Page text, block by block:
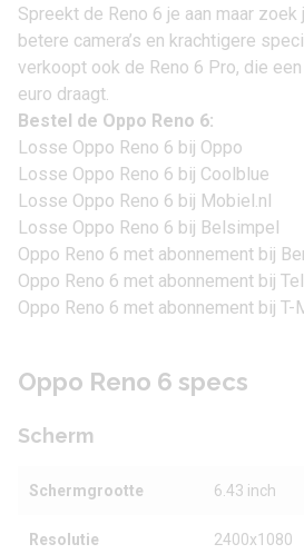
Spreekt de Reno 6 je aan maar
betere camera’s en krachtigere
verkoopt ook de Reno 6 Pro, die
euro draagt.
Bestel de Oppo Reno 6:
Losse Oppo Reno 6 bij Oppo
Losse Oppo Reno 6 bij Coolblue
Losse Oppo Reno 6 bij Mobiel.nl
Losse Oppo Reno 6 bij Belsimpel
Oppo Reno 6 met abonnement bij
Oppo Reno 6 met abonnement bij
Oppo Reno 6 met abonnement bij T-
Oppo Reno 6 specs
Scherm
Schermgrootte 6.43 inch
Resolutie 2400x1080